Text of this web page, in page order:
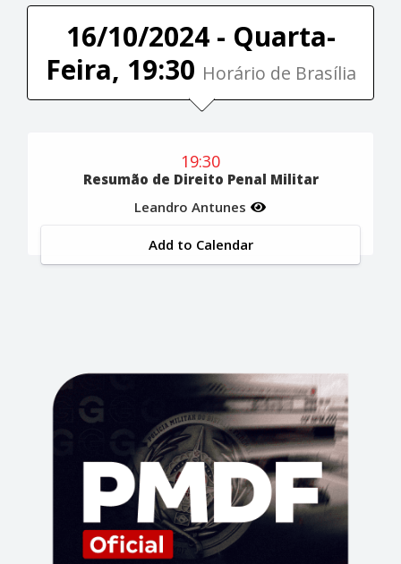
16/10/2024 - Quarta-
Feira, 19:30 Horário de Brasília
19:30
Resumão de Direito Penal Militar
Leandro Antunes
Add to Calendar